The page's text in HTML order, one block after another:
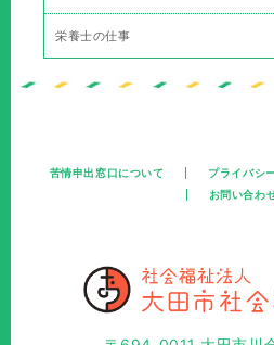
栄養士の仕事
苦情申出窓口について プライバシ
お問い合わ